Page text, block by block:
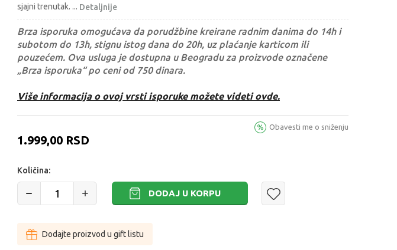
sjajni trenutak. ... Detaljnije
Brza isporuka omogućava da porudžbine kreirane radnim danima do 14h i
subotom do 13h, stignu istog dana do 20h, uz plaćanje karticom ili
pouzećem. Ova usluga je dostupna u Beogradu za proizvode označene
„Brza isporuka“ po ceni od 750 dinara.
Više informacija o ovoj vrsti isporuke možete videti ovde.
1.999,00 RSD
Obavesti me o sniženju
Količina:
DODAJ U KORPU
Dodajte proizvod u gift listu